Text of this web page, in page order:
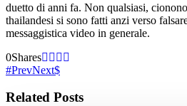
duetto di anni fa. Non qualsiasi,
thailandesi si sono fatti anzi verso
messaggistica video in generale.
0Shares
PrevNext
Related Posts